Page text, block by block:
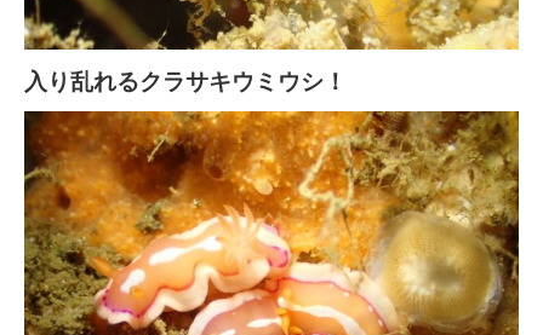
入り乱れるクラサキウミウシ！